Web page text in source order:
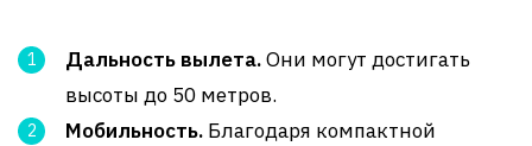
Дальность вылета.Они могут достигать
высоты до 50 метров.
Мобильность. Благодаря компактной